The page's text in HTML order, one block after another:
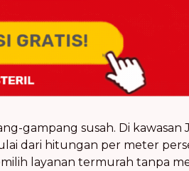
gampang susah. Di kawasan
dari hitungan per meter
layanan termurah tanpa